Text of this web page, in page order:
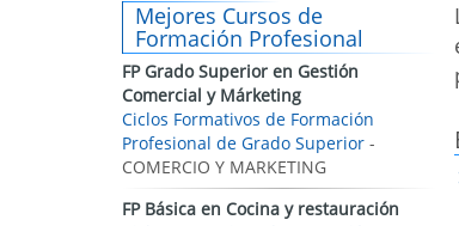
Mejores Cursos de
Formación Profesional
FP Grado Superior en Gestión
Comercial y Márketing
Ciclos Formativos de Formación
Profesional de Grado Superior -
COMERCIO Y MARKETING
FP Básica en Cocina y restauración